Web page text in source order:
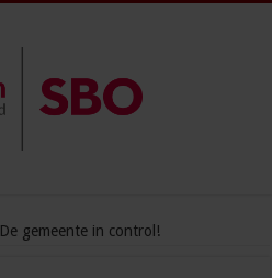
De gemeente in control!